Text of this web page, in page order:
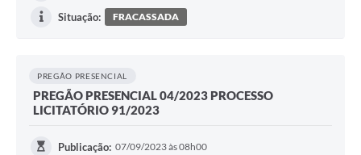
Situação: FRACASSADA
PREGÃO PRESENCIAL
PREGÃO PRESENCIAL 04/2023 PROCESSO
LICITATÓRIO 91/2023
Publicação: 07/09/2023 às 08h00